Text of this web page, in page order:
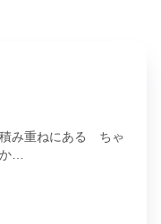
み重ねにある ちゃ
…